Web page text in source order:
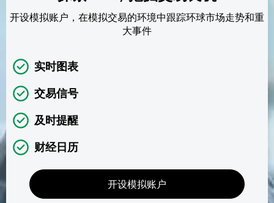
开设模拟账户，在模拟交易的环境中跟踪环球市场走势和重
大事件
实时图表
交易信号
及时提醒
财经日历